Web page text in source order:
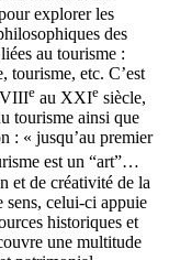
explorer les
des
au tourisme :
tourisme, etc. C’est
e au XXIe siècle,
tourisme ainsi que
: « jusqu’au premier
est un “art”…
et de créativité de la
sens, celui-ci appuie
historiques et
une multitude